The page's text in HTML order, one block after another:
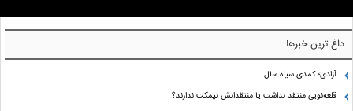
داغ ترین خبرها
آزادی؛ کمدی سیاه سال
قلعه‌نویی منتقد نداشت یا منتقدانش نیمکت ندارند؟